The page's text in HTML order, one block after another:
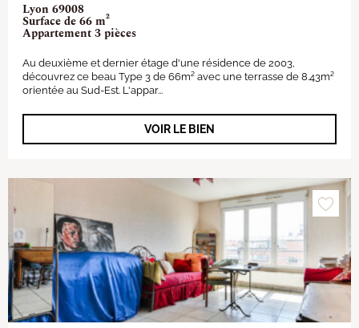
Lyon 69008
Surface de 66 m²
Appartement 3 pièces
Au deuxième et dernier étage d'une résidence de 2003,
découvrez ce beau Type 3 de 66m² avec une terrasse de 8.43m²
orientée au Sud-Est. L'appar...
VOIR LE BIEN